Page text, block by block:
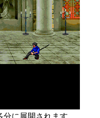
分に展開されます